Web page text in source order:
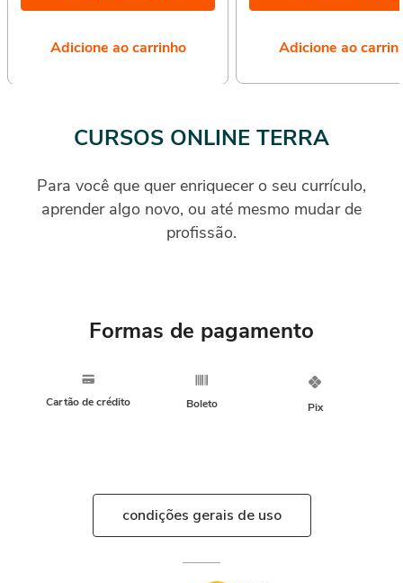
Adicione ao carrinho Adicione ao
CURSOS ONLINE TERRA
Para você que quer enriquecer o seu currículo,
aprender algo novo, ou até mesmo mudar de
profissão.
Formas de pagamento
Cartão de crédito Boleto Pix
condições gerais de uso